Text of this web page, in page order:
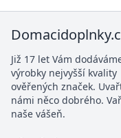
Již 17 let Vám
výrobky nejvyšší kvality
ověřených značek.
námi něco dobrého.
naše vášeň.